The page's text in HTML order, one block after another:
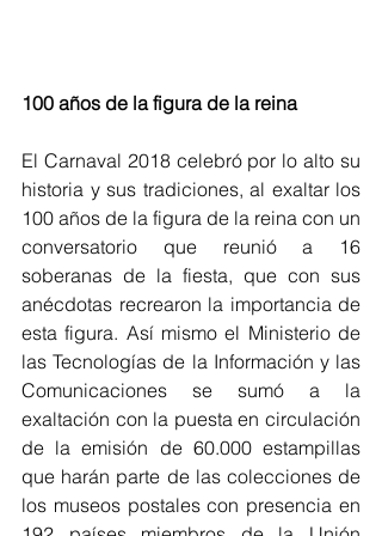
100 años de la figura de la reina
El Carnaval 2018 celebró por lo alto su
historia y sus tradiciones, al exaltar los
100 años de la figura de la reina con un
conversatorio que reunió a 16
soberanas de la fiesta, que con sus
anécdotas recrearon la importancia de
esta figura. Así mismo el Ministerio de
las Tecnologías de la Información y las
Comunicaciones se sumó a la
exaltación con la puesta en circulación
de la emisión de 60.000 estampillas
que harán parte de las colecciones de
los museos postales con presencia en